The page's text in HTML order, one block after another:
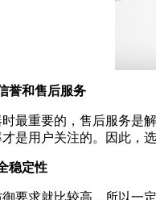
和售后服务
重要的，售后服务是解
是用户关注的。因此，
稳定性
求就比较高，所以一定